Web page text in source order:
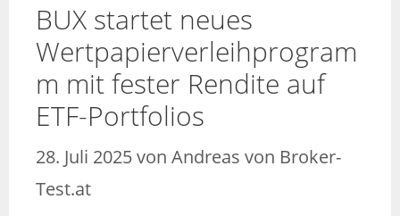
BUX startet neues
Wertpapierverleihprogram
m mit fester Rendite auf
ETF-Portfolios
28. Juli 2025von Andreas von Broker-
Test.at